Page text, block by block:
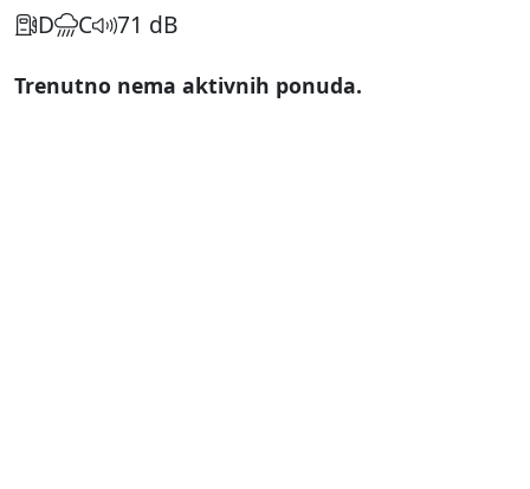
D C 71 dB
Trenutno nema aktivnih ponuda.